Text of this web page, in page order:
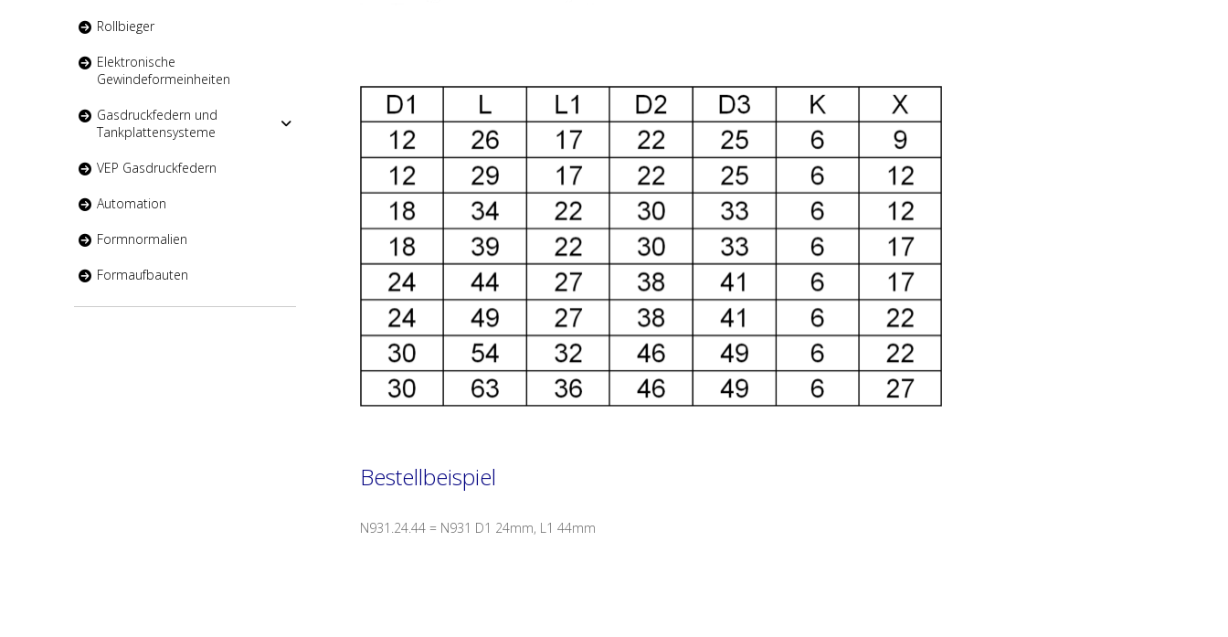
Rollbieger
Elektronische
Gewindeformeinheiten
Gasdruckfedern und
Tankplattensysteme
VEP Gasdruckfedern
Automation
Formnormalien
Formaufbauten
Bestellbeispiel
N931.24.44 = N931 D1 24mm, L1 44mm